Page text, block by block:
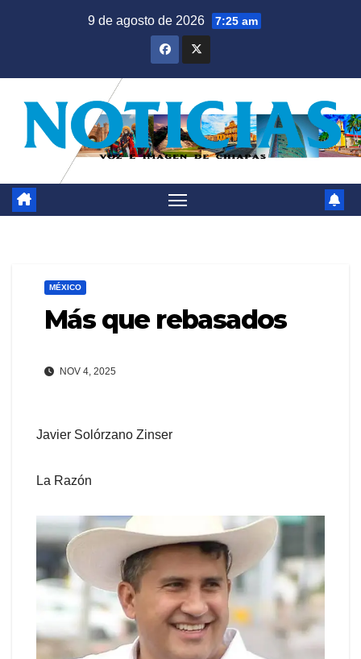
9 de agosto de 2026 7:25 am
MÉXICO
Más que rebasados
NOV 4, 2025
Javier Solórzano Zinser
La Razón